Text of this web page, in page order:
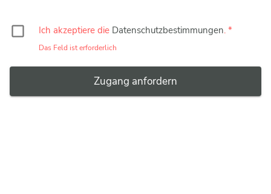
check_box_outline_blank Ich akzeptiere die Datenschutzbestimmungen.
Das Feld ist erforderlich
Zugang anfordern